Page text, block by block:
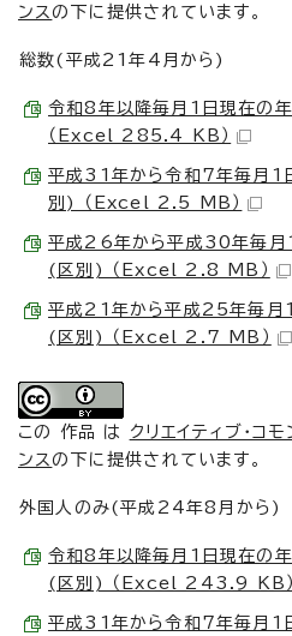
ンスの下に提供されています。
総数(平成21年4月から)
令和8年以降毎月1日現在の
（Excel 285.4 KB）
平成31年から令和7年毎月1
別) （Excel 2.5 MB）
平成26年から平成30年毎月
(区別) （Excel 2.8 MB）
平成21年から平成25年毎月
(区別) （Excel 2.7 MB）
この 作品 は クリエイティブ・
ンスの下に提供されています。
外国人のみ(平成24年8月から)
令和8年以降毎月1日現在の
(区別) （Excel 243.9 KB）
平成31年から令和7年毎月1